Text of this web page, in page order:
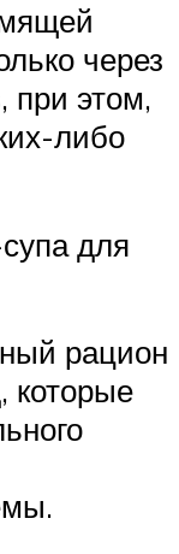
через
при этом,
либо
для
рацион
которые